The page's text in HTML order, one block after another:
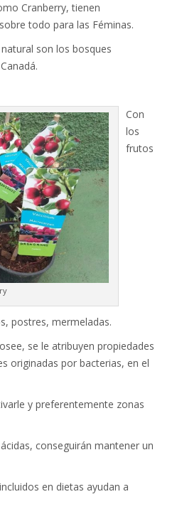
Cranberry, tienen
todo para las Féminas.
son los bosques
Con
los
frutos
postres, mermeladas.
se le atribuyen propiedades
originadas por bacterias, en el
y preferentemente zonas
conseguirán mantener un
en dietas ayudan a